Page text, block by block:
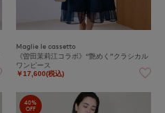
Maglie le cassetto
《曽田茉莉江コラボ》“艶めく”クラシカル
ワンピース
￥17,600(税込)
40%
OFF